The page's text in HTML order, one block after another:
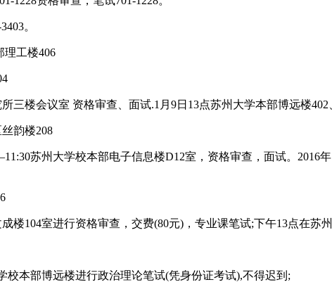
。
工楼406
楼会议室 资格审查、面试.1月9日13点苏州大学本部博远楼402
韵楼208
苏州大学校本部电子信息楼D12室，资格审查，面试。2016
104室进行资格审查，交费(80元)，专业课笔试;下午13点在苏
本部博远楼进行政治理论笔试(凭身份证考试),不得迟到;